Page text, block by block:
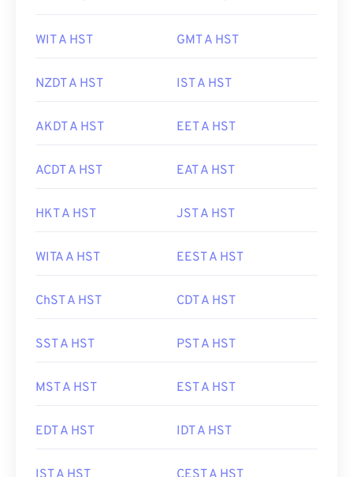
WIT A HST GMT A HST
NZDT A HST IST A HST
AKDT A HST EET A HST
ACDT A HST EAT A HST
HKT A HST JST A HST
WITA A HST EEST A HST
ChST A HST CDT A HST
SST A HST PST A HST
MST A HST EST A HST
EDT A HST IDT A HST